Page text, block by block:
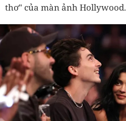
thơ" của màn ảnh Hollywood.